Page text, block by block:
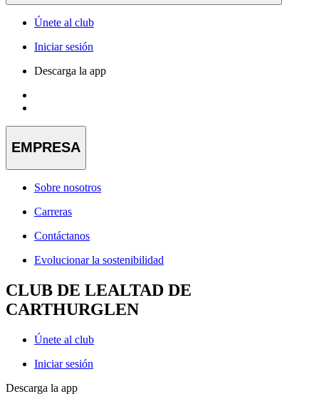
Únete al club
Iniciar sesión
Descarga la app
EMPRESA
Sobre nosotros
Carreras
Contáctanos
Evolucionar la sostenibilidad
CLUB DE LEALTAD DE
CARTHURGLEN
Únete al club
Iniciar sesión
Descarga la app